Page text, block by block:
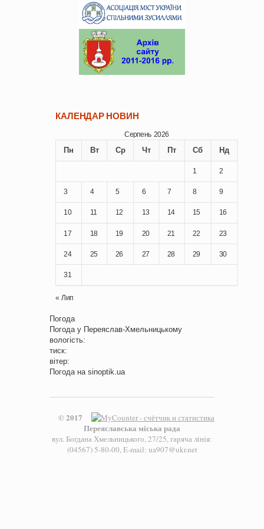
КАЛЕНДАР НОВИН
Серпень 2026
Пн Вт Ср Чт Пт Сб Нд
1 2
3 4 5 6 7 8 9
10 11 12 13 14 15 16
17 18 19 20 21 22 23
24 25 26 27 28 29 30
31
« Лип
Погода
Погода у Переяслав-Хмельницькому
вологість:
тиск:
вітер:
Погода на sinoptik.ua
© 2017
Переяславська міська рада
вул. Богдана Хмельницького, 27/25, гаряча лінія:
(04567) 5-80-00, E-mail: ua907@ukr.net